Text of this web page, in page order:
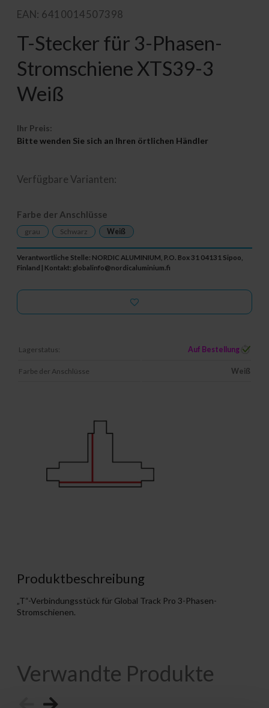
EAN: 6410014507398
T-Stecker für 3-Phasen-
Stromschiene XTS39-3
Weiß
Ihr Preis:
Bitte wenden Sie sich an Ihren örtlichen Händler
Lagerstatus: Auf Bestellung
Farbe der Anschlüsse Weiß
Verfügbare Varianten:
Farbe der Anschlüsse
grau Schwarz Weiß
Verantwortliche Stelle: NORDIC ALUMINIUM, P.O. Box 31 04131 Sipoo,
Finland | Kontakt: globalinfo@nordicaluminium.fi
Produktbeschreibung
„T“-Verbindungsstück für Global Track Pro 3-Phasen-
Stromschienen.
Verwandte Produkte